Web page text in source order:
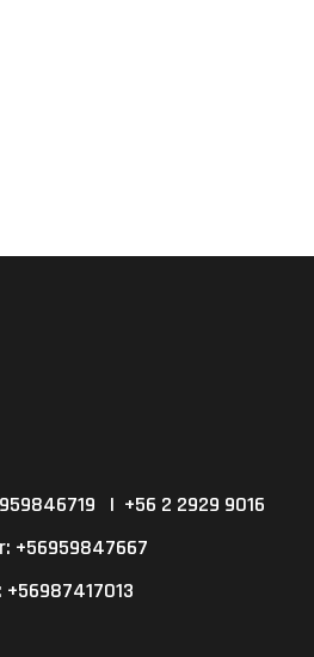
| +56 2 2929 9016
+56959847667